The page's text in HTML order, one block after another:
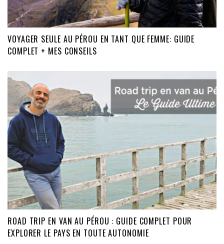
VOYAGER SEULE AU PÉROU EN TANT QUE FEMME: GUIDE
COMPLET + MES CONSEILS
ROAD TRIP EN VAN AU PÉROU : GUIDE COMPLET POUR
EXPLORER LE PAYS EN TOUTE AUTONOMIE